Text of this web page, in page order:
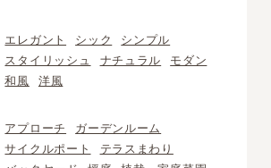
エレガント シック
シンプル
スタイリッシュ
ナチュラル
モダン
和風
洋風
アプローチ
ガーデンルーム
サイクルポート
テラスまわり